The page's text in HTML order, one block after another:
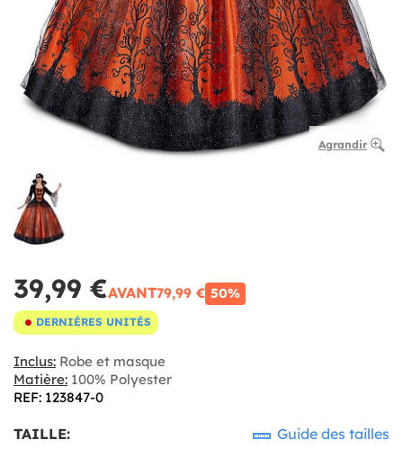
Agrandir
39,99 €AVANT79,99 € 50%
DERNIÈRES UNITÉS
Inclus: Robe et masque
Matière: 100% Polyester
REF: 123847-0
TAILLE: Guide des tailles